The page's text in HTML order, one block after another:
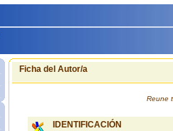
Ficha del Autor/a
Reune
IDENTIFICACIÓN